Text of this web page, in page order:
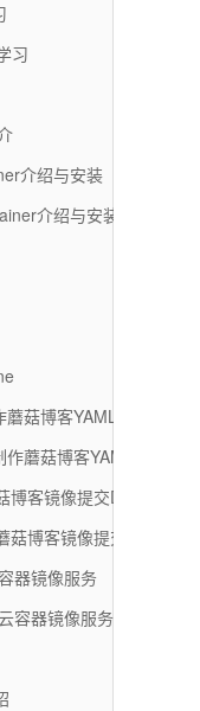
习
介绍与安装
介绍与安装
菇博客YAML镜像文件
蘑菇博客YAML镜像文件
客镜像提交DockerHub
博客镜像提交DockerHub
器镜像服务
容器镜像服务